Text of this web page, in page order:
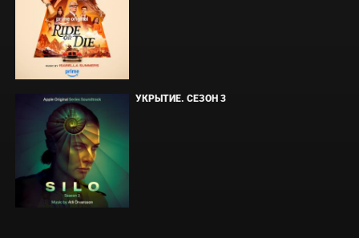
УКРЫТИЕ. СЕЗОН 3